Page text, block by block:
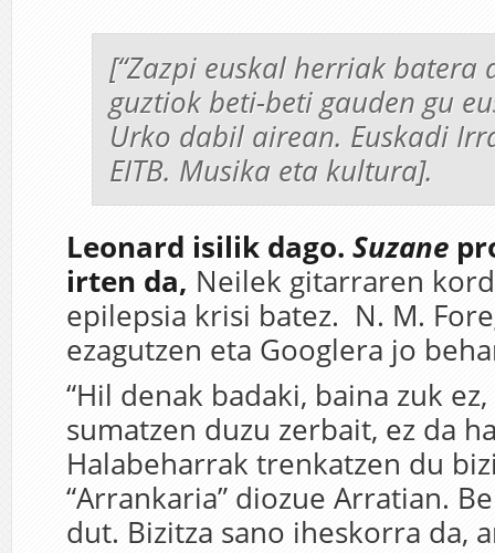
[“Zazpi euskal herriak batera
guztiok beti-beti gauden gu
Urko dabil airean. Euskadi
EITB. Musika eta kultura].
Leonard isilik dago. Suzane
irten da, Neilek gitarraren
epilepsia krisi batez. N. M.
ezagutzen eta Googlera jo
“Hil denak badaki, baina zuk
sumatzen duzu zerbait, ez da
Halabeharrak trenkatzen du
“Arrankaria” diozue Arratian.
dut. Bizitza sano iheskorra da,